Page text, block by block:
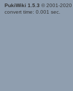
PukiWiki 1.5.3 © 2001-2020
convert time: 0.001 sec.